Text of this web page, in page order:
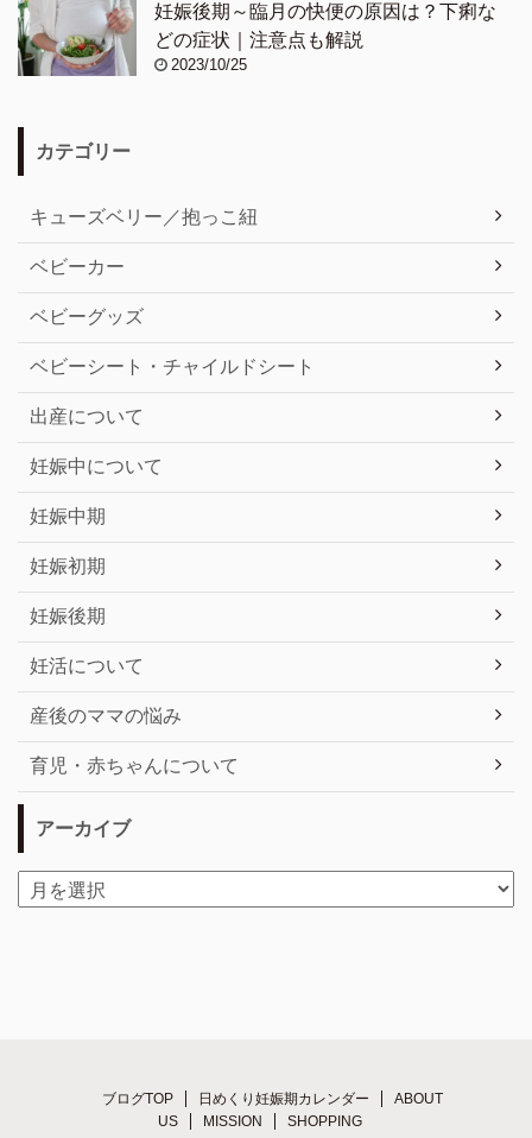
妊娠後期～臨月の快便の原因は？下痢な
どの症状｜注意点も解説
2023/10/25
カテゴリー
キューズベリー／抱っこ紐
ベビーカー
ベビーグッズ
ベビーシート・チャイルドシート
出産について
妊娠中について
妊娠中期
妊娠初期
妊娠後期
妊活について
産後のママの悩み
育児・赤ちゃんについて
アーカイブ
ブログTOP 日めくり妊娠期カレンダー
ABOUT
US
MISSION SHOPPING